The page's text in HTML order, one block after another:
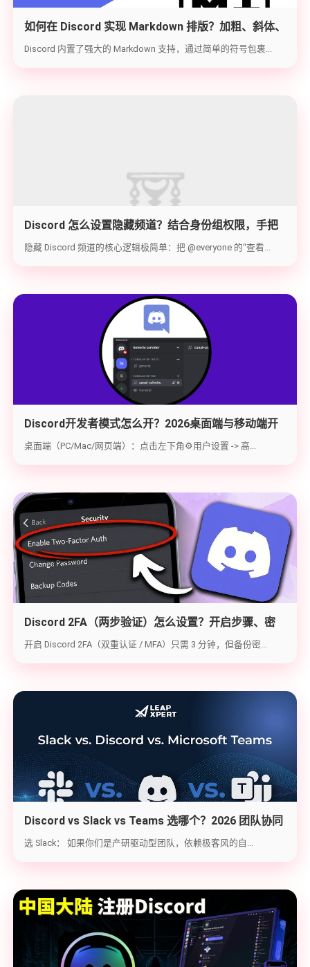
如何在 Discord 实现 Markdown 排版？加粗、斜体、
代码块与隐藏文字教学
Discord 内置了强大的 Markdown 支持，通过简单的符号包裹...
Discord 怎么设置隐藏频道？结合身份组权限，手把
手教你打造 100% 私密的专属频道
隐藏 Discord 频道的核心逻辑极简单：把 @everyone 的“查看...
Discord开发者模式怎么开？2026桌面端与移动端开
启教程与获取ID指南
桌面端（PC/Mac/网页端）：点击左下角⚙️用户设置 -> 高...
Discord 2FA（两步验证）怎么设置？开启步骤、密
钥备份与炸号救急（2026实战版）
开启 Discord 2FA（双重认证 / MFA）只需 3 分钟，但备份密...
Discord vs Slack vs Teams 选哪个？2026 团队协同
工具实战选型指南
选 Slack： 如果你们是产研驱动型团队，依赖极客风的自...